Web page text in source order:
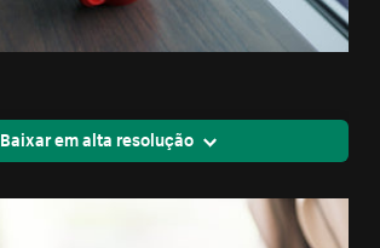
Baixar em alta resolução